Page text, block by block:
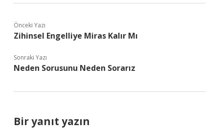
Önceki Yazı
Zihinsel Engelliye Miras Kalır Mı
Sonraki Yazı
Neden Sorusunu Neden Sorarız
Bir yanıt yazın